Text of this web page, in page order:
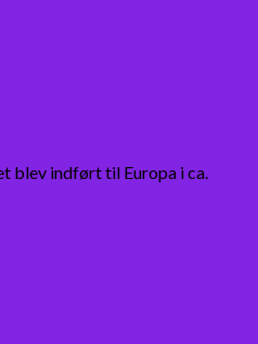
blev indført til Europa i ca.